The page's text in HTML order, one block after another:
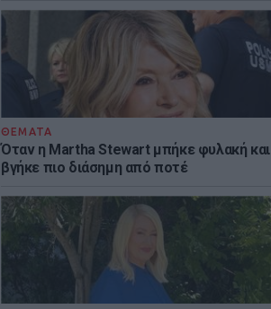
ΘΕΜΑΤΑ
Όταν η Martha Stewart μπήκε φυλακή και
βγήκε πιο διάσημη από ποτέ